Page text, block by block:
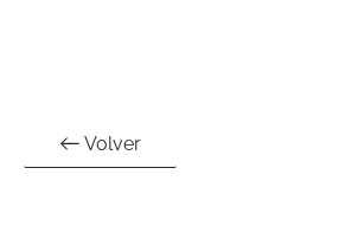
Volver